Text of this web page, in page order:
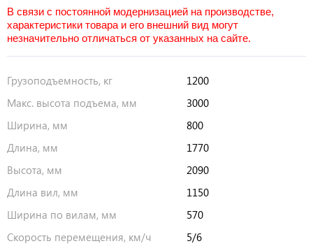
В связи с постоянной модернизацией на производстве,
характеристики товара и его внешний вид могут
незначительно отличаться от указанных на сайте.
Грузоподъемность, кг
1200
Макс. высота подъема, мм
3000
Ширина, мм
800
Длина, мм
1770
Высота, мм
2090
Длина вил, мм
1150
Ширина по вилам, мм
570
Скорость перемещения, км/ч
5/6